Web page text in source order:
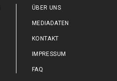
ÜBER UNS
MEDIADATEN
KONTAKT
IMPRESSUM
FAQ